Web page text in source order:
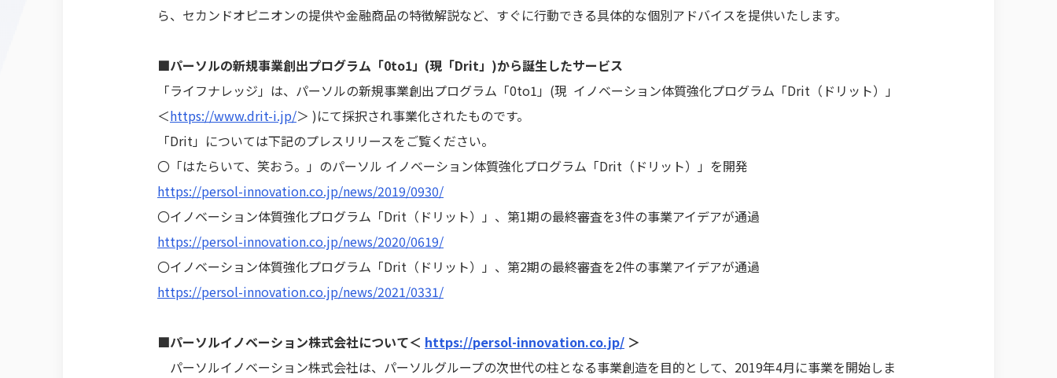
ら、セカンドオピニオンの提供や金融商品の特徴解説など、すぐに行動できる具体的な個別アドバイスを提供いたします。
■パーソルの新規事業創出プログラム「0to1」(現「Drit」)から誕生したサービス
「ライフナレッジ」は、パーソルの新規事業創出プログラム「0to1」(現 イノベーション体質強化プログラム「Drit（ドリット）」
＜https://www.drit-i.jp/＞ )にて採択され事業化されたものです。
「Drit」については下記のプレスリリースをご覧ください。
〇「はたらいて、笑おう。」のパーソル イノベーション体質強化プログラム「Drit（ドリット）」を開発
https://persol-innovation.co.jp/news/2019/0930/
〇イノベーション体質強化プログラム「Drit（ドリット）」、第1期の最終審査を3件の事業アイデアが通過
https://persol-innovation.co.jp/news/2020/0619/
〇イノベーション体質強化プログラム「Drit（ドリット）」、第2期の最終審査を2件の事業アイデアが通過
https://persol-innovation.co.jp/news/2021/0331/
■パーソルイノベーション株式会社について＜ https://persol-innovation.co.jp/ ＞
パーソルイノベーション株式会社は、パーソルグループの次世代の柱となる事業創造を目的として、2019年4月に事業を開始しま